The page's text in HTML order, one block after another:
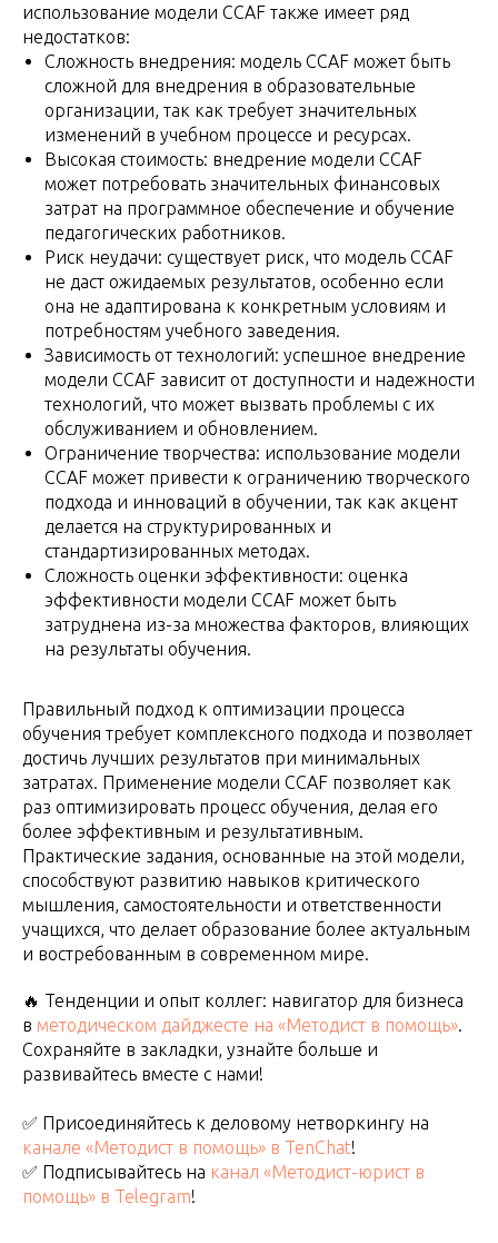
использование модели CCAF также имеет ряд
недостатков:
Сложность внедрения: модель CCAF может быть
сложной для внедрения в образовательные
организации, так как требует значительных
изменений в учебном процессе и ресурсах.
Высокая стоимость: внедрение модели CCAF
может потребовать значительных финансовых
затрат на программное обеспечение и обучение
педагогических работников.
Риск неудачи: существует риск, что модель CCAF
не даст ожидаемых результатов, особенно если
она не адаптирована к конкретным условиям и
потребностям учебного заведения.
Зависимость от технологий: успешное внедрение
модели CCAF зависит от доступности и надежности
технологий, что может вызвать проблемы с их
обслуживанием и обновлением.
Ограничение творчества: использование модели
CCAF может привести к ограничению творческого
подхода и инноваций в обучении, так как акцент
делается на структурированных и
стандартизированных методах.
Сложность оценки эффективности: оценка
эффективности модели CCAF может быть
затруднена из-за множества факторов, влияющих
на результаты обучения.
Правильный подход к оптимизации процесса
обучения требует комплексного подхода и позволяет
достичь лучших результатов при минимальных
затратах. Применение модели CCAF позволяет как
раз оптимизировать процесс обучения, делая его
более эффективным и результативным.
Практические задания, основанные на этой модели,
способствуют развитию навыков критического
мышления, самостоятельности и ответственности
учащихся, что делает образование более актуальным
и востребованным в современном мире.
🔥 Тенденции и опыт коллег: навигатор для бизнеса
в методическом дайджесте на «Методист в помощь».
Сохраняйте в закладки, узнайте больше и
развивайтесь вместе с нами!
✅ Присоединяйтесь к деловому нетворкингу на
канале «Методист в помощь» в TenChat!
✅ Подписывайтесь на канал «Методист-юрист в
помощь» в Telegram!